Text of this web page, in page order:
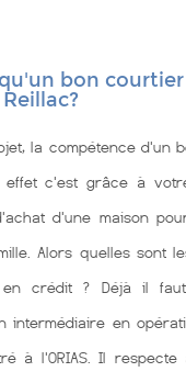
bon courtier
la compétence d'un
effet c'est grâce à
d'une maison
Alors quelles sont
crédit ? Déjà il
intermédiaire en
à l'ORIAS. Il respecte